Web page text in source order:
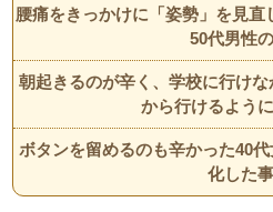
腰痛をきっかけに「姿勢」を見
50代男性
朝起きるのが辛く、学校に行け
から行けるよう
ボタンを留めるのも辛かった40
化した